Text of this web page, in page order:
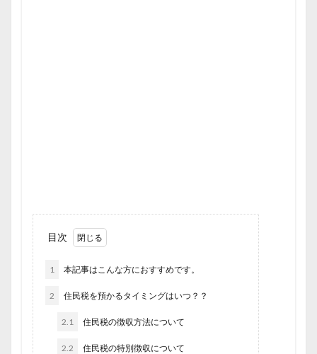
目次
1 本記事はこんな方におすすめです。
2 住民税を預かるタイミングはいつ？？
2.1 住民税の徴収方法について
2.2 住民税の特別徴収について